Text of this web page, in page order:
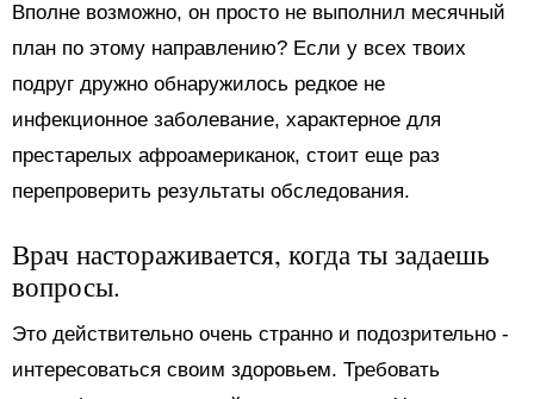
Вполне возможно, он просто не выполнил месячный
план по этому направлению? Если у всех твоих
подруг дружно обнаружилось редкое не
инфекционное заболевание, характерное для
престарелых афроамериканок, стоит еще раз
перепроверить результаты обследования.
Врач настораживается, когда ты задаешь
вопросы.
Это действительно очень странно и подозрительно -
интересоваться своим здоровьем. Требовать